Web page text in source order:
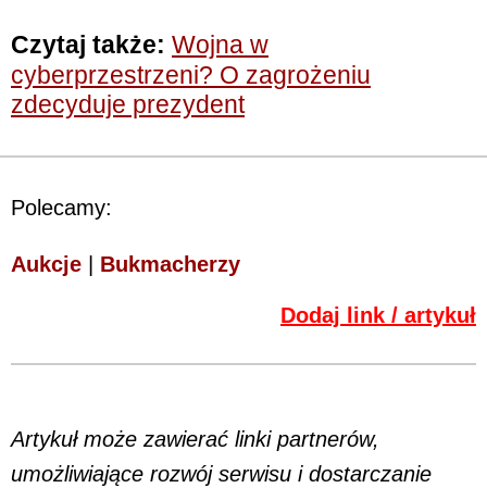
Czytaj także: Wojna w
cyberprzestrzeni? O zagrożeniu
zdecyduje prezydent
Polecamy:
Aukcje Bukmacherzy
Dodaj link / artykuł
Artykuł może zawierać linki partnerów,
umożliwiające rozwój serwisu i dostarczanie